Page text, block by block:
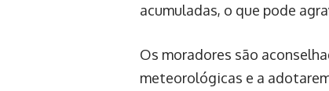
acumuladas, o que pode
Os moradores são
meteorológicas e a